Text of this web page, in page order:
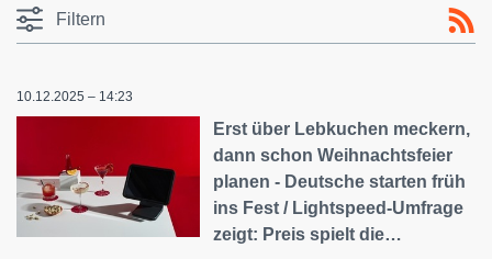
Filtern
10.12.2025 – 14:23
Erst über Lebkuchen meckern,
dann schon Weihnachtsfeier
planen - Deutsche starten früh
ins Fest / Lightspeed-Umfrage
zeigt: Preis spielt die…